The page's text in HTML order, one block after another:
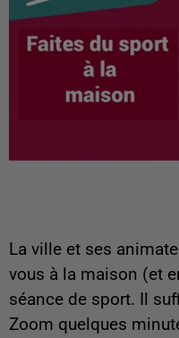
La ville et ses
vous à la maison (et
séance de sport. Il
Zoom quelques